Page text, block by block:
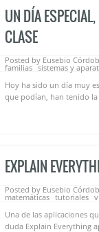
UN DÍA
CLASE
Posted by Eusebio
familias sistemas y
Hoy ha sido un día muy
que podían, han tenido
EXPLAIN
Posted by Eusebio
matemáticas tutoriales
Una de las aplicaciones
duda Explain Everything